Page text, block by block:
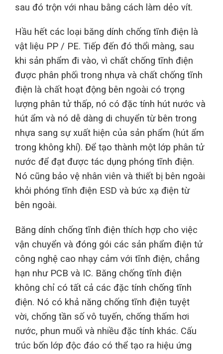
sau đó trộn với nhau bằng cách làm dẻo vít.
Hầu hết các loại băng dính chống tĩnh điện là
vật liệu PP / PE. Tiếp đến đó thổi màng, sau
khi sản phẩm đi vào, vì chất chống tĩnh điện
được phân phối trong nhựa và chất chống tĩnh
điện là chất hoạt động bên ngoài có trọng
lượng phân tử thấp, nó có đặc tính hút nước và
hút ẩm và nó dễ dàng di chuyển từ bên trong
nhựa sang sự xuất hiện của sản phẩm (hút ẩm
trong không khí). Để tạo thành một lớp phân tử
nước để đạt được tác dụng phóng tĩnh điện.
Nó cũng bảo vệ nhân viên và thiết bị bên ngoài
khỏi phóng tĩnh điện ESD và bức xạ điện từ
bên ngoài.
Băng dính chống tĩnh điện thích hợp cho việc
vận chuyển và đóng gói các sản phẩm điện tử
công nghệ cao nhạy cảm với tĩnh điện, chẳng
hạn như PCB và IC. Băng chống tĩnh điện
không chỉ có tất cả các đặc tính chống tĩnh
điện. Nó có khả năng chống tĩnh điện tuyệt
vời, chống tần số vô tuyến, chống thấm hơi
nước, phun muối và nhiều đặc tính khác. Cấu
trúc bốn lớp độc đáo có thể tạo ra hiệu ứng